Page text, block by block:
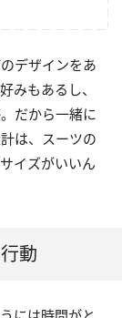
デザインをあ
みもあるし、
だから一緒に
は、スーツの
イズがいいん
動